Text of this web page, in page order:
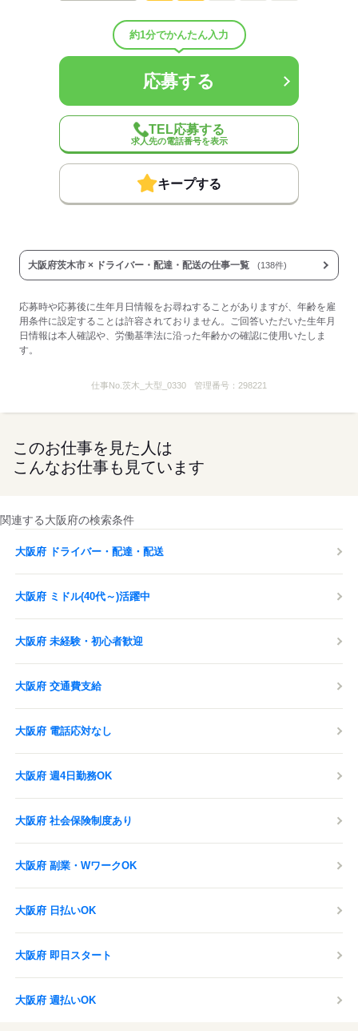
配属先部署：
（男10：女0）
運輸関連
応募する
約1分でかんたん入力
応募する
TEL応募する
求人先の電話番号を表示
キープする
大阪府茨木市 × ドライバー・配達・配送の仕事一覧 (138件)
応募時や応募後に生年月日情報をお尋ねすることがありますが、年齢を雇
用条件に設定することは許容されておりません。ご回答いただいた生年月
日情報は本人確認や、労働基準法に沿った年齢かの確認に使用いたしま
す。
仕事No.茨木_大型_0330 管理番号： 298221
このお仕事を見た人は
こんなお仕事も見ています
関連する大阪府の検索条件
大阪府 ドライバー・配達・配送
大阪府 ミドル(40代～)活躍中
大阪府 未経験・初心者歓迎
大阪府 交通費支給
大阪府 電話応対なし
大阪府 週4日勤務OK
大阪府 社会保険制度あり
大阪府 副業・WワークOK
大阪府 日払いOK
大阪府 即日スタート
大阪府 週払いOK